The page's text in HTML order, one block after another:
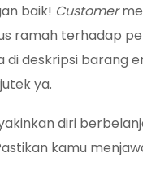
baik! Customer
ramah terhadap
di deskripsi barang
ya.
diri
kamu